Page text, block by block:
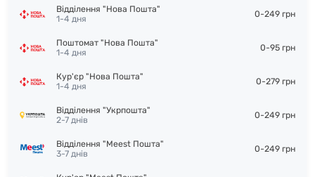
Відділення "Нова Пошта"
1-4 дня
0-249 грн
Поштомат "Нова Пошта"
1-4 дня
0-95 грн
Кур'єр "Нова Пошта"
1-4 дня
0-279 грн
Відділення "Укрпошта"
2-7 днів
0-249 грн
Відділення "Meest Пошта"
3-7 днів
0-249 грн